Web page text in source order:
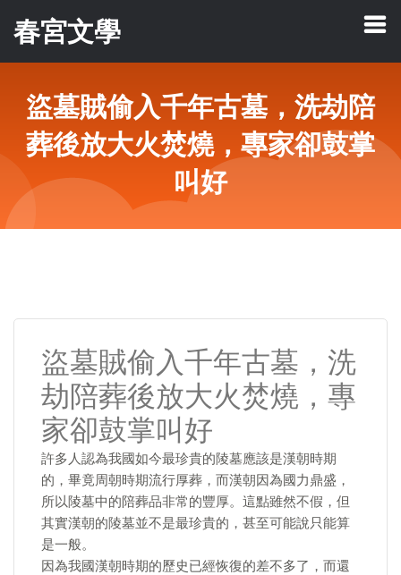
春宮文學
盜墓賊偷入千年古墓，洗劫陪
葬後放大火焚燒，專家卻鼓掌
叫好
盜墓賊偷入千年古墓，洗
劫陪葬後放大火焚燒，專
家卻鼓掌叫好
許多人認為我國如今最珍貴的陵墓應該是漢朝時期
的，畢竟周朝時期流行厚葬，而漢朝因為國力鼎盛，
所以陵墓中的陪葬品非常的豐厚。這點雖然不假，但
其實漢朝的陵墓並不是最珍貴的，甚至可能說只能算
是一般。
因為我國漢朝時期的歷史已經恢復的差不多了，而還